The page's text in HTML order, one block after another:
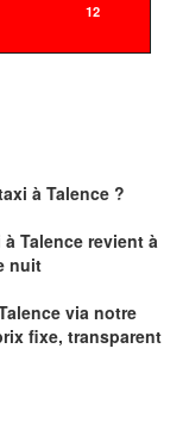
12
à Talence ?
à Talence revient à
nuit
via notre
fixe, transparent